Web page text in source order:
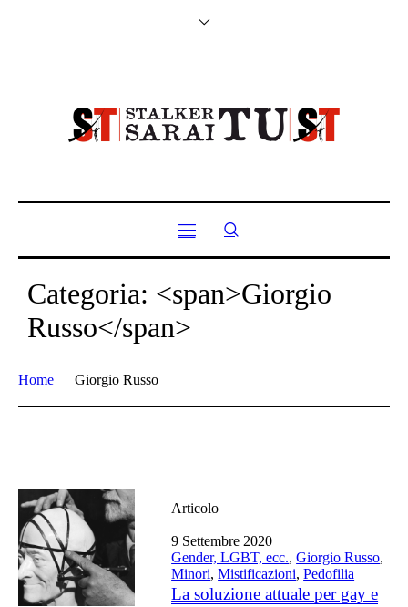
Categoria: <span>Giorgio
Russo</span>
Home Giorgio Russo
Articolo
9 Settembre 2020
Gender, LGBT, ecc.,Giorgio Russo,
Minori,Mistificazioni,Pedofilia
La soluzione attuale per gay e